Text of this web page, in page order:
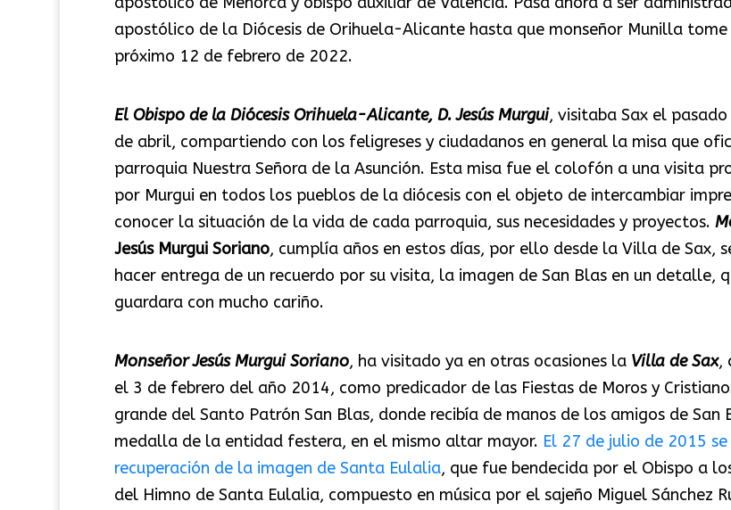
apostólico de la Diócesis de Orihuela-Alicante hasta que monseñor Munilla tome
próximo 12 de febrero de 2022.
El Obispo de la Diócesis Orihuela-Alicante, D. Jesús Murgui, visitaba Sax el
de abril, compartiendo con los feligreses y ciudadanos en general la misa que
parroquia Nuestra Señora de la Asunción. Esta misa fue el colofón a una visita
por Murgui en todos los pueblos de la diócesis con el objeto de intercambiar
conocer la situación de la vida de cada parroquia, sus necesidades y proyectos.
Jesús Murgui Soriano, cumplía años en estos días, por ello desde la Villa de Sax,
hacer entrega de un recuerdo por su visita, la imagen de San Blas en un detalle,
guardara con mucho cariño.
Monseñor Jesús Murgui Soriano, ha visitado ya en otras ocasiones la Villa de Sax,
el 3 de febrero del año 2014, como predicador de las Fiestas de Moros y
grande del Santo Patrón San Blas, donde recibía de manos de los amigos de San
medalla de la entidad festera, en el mismo altar mayor. El 27 de julio de 2015
recuperación de la imagen de Santa Eulalia, que fue bendecida por el Obispo a
del Himno de Santa Eulalia, compuesto en música por el sajeño Miguel Sánchez